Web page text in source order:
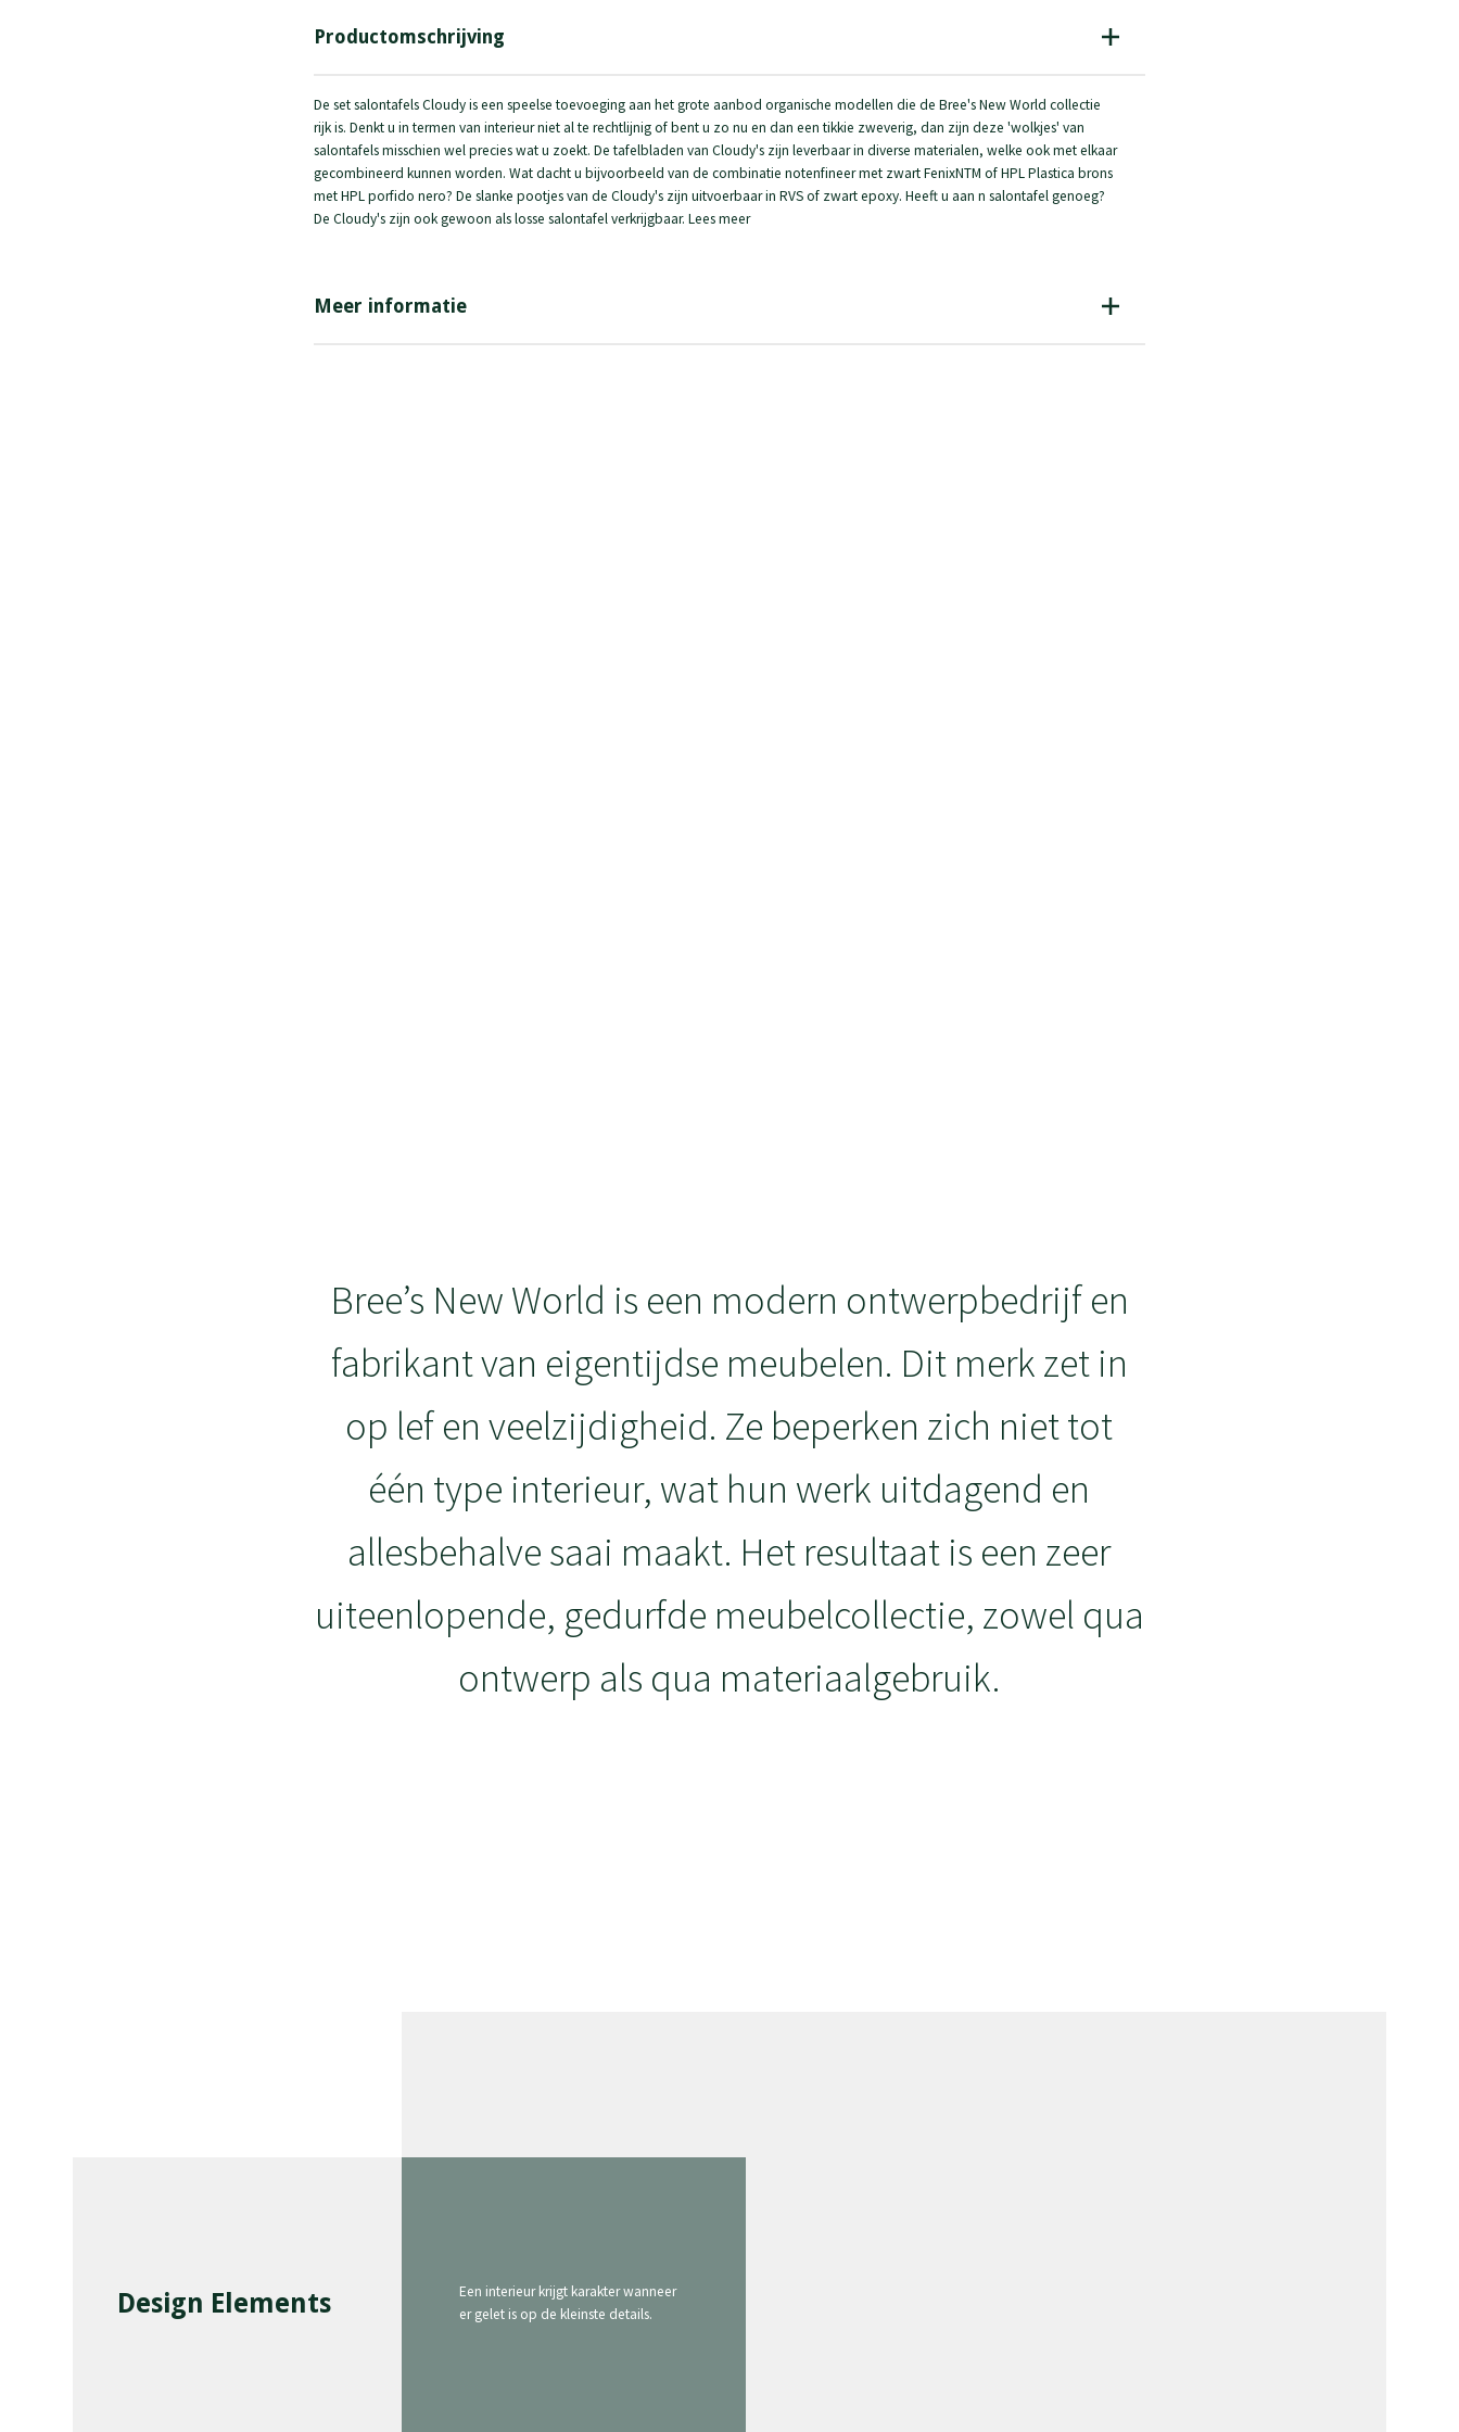
Productomschrijving
De set salontafels Cloudy is een speelse toevoeging aan het grote aanbod organische modellen die de Bree's New World collectie
rijk is. Denkt u in termen van interieur niet al te rechtlijnig of bent u zo nu en dan een tikkie zweverig, dan zijn deze 'wolkjes' van
salontafels misschien wel precies wat u zoekt. De tafelbladen van Cloudy's zijn leverbaar in diverse materialen, welke ook met elkaar
gecombineerd kunnen worden. Wat dacht u bijvoorbeeld van de combinatie notenfineer met zwart FenixNTM of HPL Plastica brons
met HPL porfido nero? De slanke pootjes van de Cloudy's zijn uitvoerbaar in RVS of zwart epoxy. Heeft u aan n salontafel genoeg?
De Cloudy's zijn ook gewoon als losse salontafel verkrijgbaar. Lees meer
Meer informatie
Bree’s New World is een modern ontwerpbedrijf en
fabrikant van eigentijdse meubelen. Dit merk zet in
op lef en veelzijdigheid. Ze beperken zich niet tot
één type interieur, wat hun werk uitdagend en
allesbehalve saai maakt. Het resultaat is een zeer
uiteenlopende, gedurfde meubelcollectie, zowel qua
ontwerp als qua materiaalgebruik.
Design Elements
Een interieur krijgt karakter wanneer
er gelet is op de kleinste details.